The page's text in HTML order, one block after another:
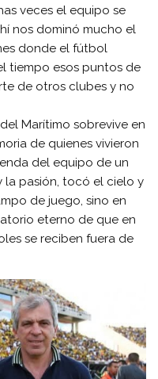
veces el equipo se
nos dominó mucho el
donde el fútbol
tiempo esos puntos de
de otros clubes y no
Marítimo sobrevive en
de quienes vivieron
del equipo de un
la pasión, tocó el cielo y
de juego, sino en
eterno de que en
se reciben fuera de